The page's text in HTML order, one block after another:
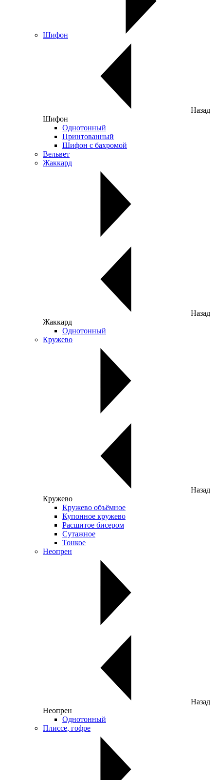
Шифон
Назад
Шифон
Однотонный
Принтованный
Шифон с бахромой
Вельвет
Жаккард
Назад
Жаккард
Однотонный
Кружево
Назад
Кружево
Кружево объёмное
Купонное кружево
Расшитое бисером
Сутажное
Тонкое
Неопрен
Назад
Неопрен
Однотонный
Плиссе, гофре